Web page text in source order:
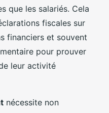
que les salariés. Cela
fiscales sur
financiers et souvent
pour prouver
leur activité
nécessite non